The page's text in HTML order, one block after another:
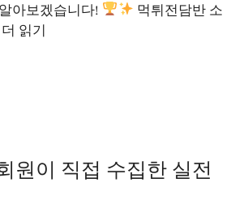
아보겠습니다!
먹튀전담반 소
더 읽기
원이 직접 수집한 실전